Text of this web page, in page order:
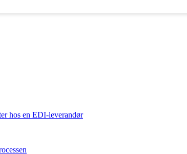
hos en EDI-leverandør